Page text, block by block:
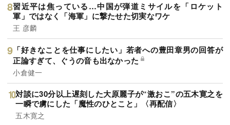
習近平は焦っている…中国が弾道ミサイルを「ロケット
軍」ではなく「海軍」に撃たせた切実なワケ
王 彦麟
「好きなことを仕事にしたい」若者への豊田章男の回答が
正論すぎて、ぐうの音も出なかった
小倉健一
対談に30分以上遅刻した大原麗子が“激おこ”の五木寛之を
一瞬で虜にした「魔性のひとこと」〈再配信〉
五木寛之